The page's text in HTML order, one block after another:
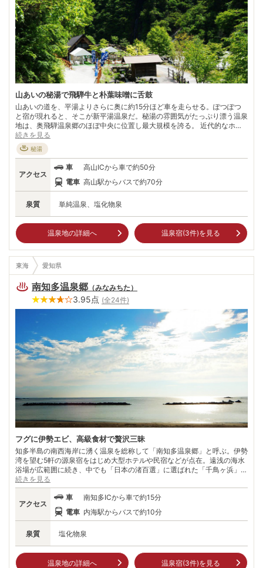
山あいの秘湯で飛騨牛と朴葉味噌に舌鼓
山あいの道を、平湯よりさらに奥に約15分ほど車を走らせる。ぽつぽつ
と宿が現れると、そこが新平湯温泉だ。秘湯の雰囲気がたっぷり漂う温泉
地は、奥飛騨温泉郷のほぼ中央に位置し最大規模を誇る。 近代的なホテ
ルが建つ一方で、白壁に格子といった昔ながらの建築様式をそのまま残す
老舗旅館も。食膳を飾るのは、名産の飛騨牛と朴葉（ほうば）味噌。ご存
知、飛騨牛は刺身やしゃぶしゃぶで堪能。 朴葉味噌は朴の葉の上に地味
噌と山菜、キノコなどを乗せそのまま炙って食べる郷土料理で、香ばしい
香りがたまらない。宿によっては「飛騨牛の朴葉味噌焼き」で、飛騨の味
覚を贅沢に楽しめる。名湯と郷土の味で秘湯気分に酔いしれる。
続きを見る
秘湯
泉質 単純温泉、塩化物泉
アクセス
車
高山ICから車で約50分
電車 高山駅からバスで約70分
温泉地の詳細へ 温泉宿(3件)を見る
東海 愛知県
南知多温泉郷 （みなみちた ）
3.95点 (全24件)
フグに伊勢エビ、高級食材で贅沢三昧
知多半島の南西海岸に湧く温泉を総称して「南知多温泉郷」と呼ぶ。伊勢
湾を望む5軒の源泉宿をはじめ大型ホテルや民宿などが点在。遠浅の海水
浴場が広範囲に続き、中でも「日本の渚百選」に選ばれた「千鳥ヶ浜」は
有名。 世界で最も小粒の砂浜といわれ、東海随一の美しさを誇る。半島
の先端は、国の天然記念物であるウバメガシの群生地「羽豆神社の社
叢」。暖かい海岸地帯に野生するという小高木の「ウバメガシトンネル」
を抜けると、大海原に篠島や日間賀島が浮かぶ。 この辺りは、三方を海
に囲まれているため豊富な海の幸が水揚げされる。
続きを見る
泉質 塩化物泉
アクセス
車
南知多ICから車で約15分
電車 内海駅からバスで約10分
温泉地の詳細へ 温泉宿(3件)を見る